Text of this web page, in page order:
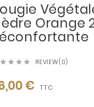
Orange
    REVIEW(0)
€ TTC